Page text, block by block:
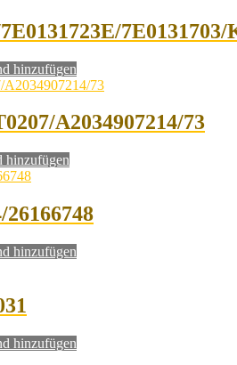
7E0131703/
hinzufügen
A2034907214/73
hinzufügen
hinzufügen
hinzufügen